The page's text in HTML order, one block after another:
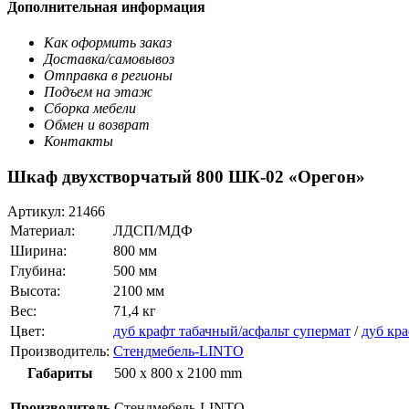
Дополнительная информация
Как оформить заказ
Доставка/самовывоз
Отправка в регионы
Подъем на этаж
Сборка мебели
Обмен и возврат
Контакты
Шкаф двухстворчатый 800 ШК-02 «Орегон»
Артикул: 21466
Материал:
ЛДСП/МДФ
Ширина:
800 мм
Глубина:
500 мм
Высота:
2100 мм
Вес:
71,4 кг
Цвет:
дуб крафт табачный/асфальт супермат / дуб
Производитель: Стендмебель-LINTO
Габариты
500 x 800 x 2100 mm